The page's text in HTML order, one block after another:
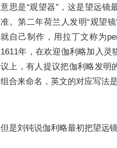
意思是“观望器”，这是望远镜
准。第二年荷兰人发明“观望
就自己制作，用拉丁文称为
1611年，在欢迎伽利略加入灵
议上，有人提议把伽利略发明
组合来命名，英文的对应写法
但是刘钝说伽利略最初把望远